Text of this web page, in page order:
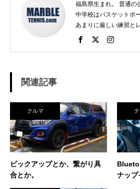
福島県生まれ。 普通の
中学校はバスケットボ
あまりに厳しい練習と
さし、個人スポーツをやるこ
素振りをした途端に、
ら一刀両断。（笑） そんなテニスとの出会い
が、今に至り、テニス
議な人生。 テニスを軸
らったことを駆使して
ビジネス界で生きている今現在
「努力に勝る天才なし
関連記事
クルマ
ピックアップとか、繋がり具
合とか。
テ
ナップ